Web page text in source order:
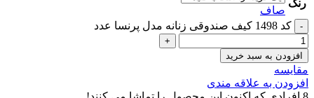
رنگ
صاف
کد 1498 کیف صندوقی زنانه مدل پرنسا عدد
افزودن به سبد خرید
مقايسه
افزودن به علاقه مندی